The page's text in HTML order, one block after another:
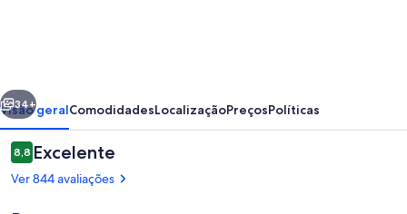
Seguinte
34+
Visão geralComodidadesLocalizaçãoPreçosPolíticas
Avaliações
8,88,8 em 10
Excelente
Ver 844 avaliações